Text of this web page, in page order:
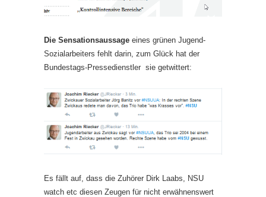
Die Sensationsaussage eines grünen Jugend-
Sozialarbeiters fehlt darin, zum Glück hat der
Bundestags-Pressedienstler sie getwittert:
Es fällt auf, dass die Zuhörer Dirk Laabs, NSU
watch etc diesen Zeugen für nicht erwähnenswert